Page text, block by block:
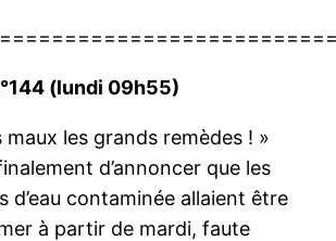
(lundi 09h55)
maux les grands remèdes ! »
d’annoncer que les
d’eau contaminée allaient être
à partir de mardi, faute